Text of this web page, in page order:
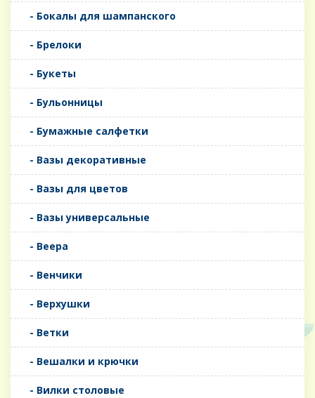
- Бокалы для шампанского
- Брелоки
- Букеты
- Бульонницы
- Бумажные салфетки
- Вазы декоративные
- Вазы для цветов
- Вазы универсальные
- Веера
- Венчики
- Верхушки
- Ветки
- Вешалки и крючки
- Вилки столовые